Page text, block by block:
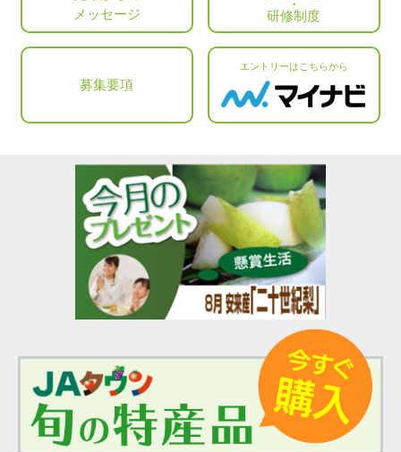
メッセージ
・
研修制度
募集要項
エントリーはこちらから